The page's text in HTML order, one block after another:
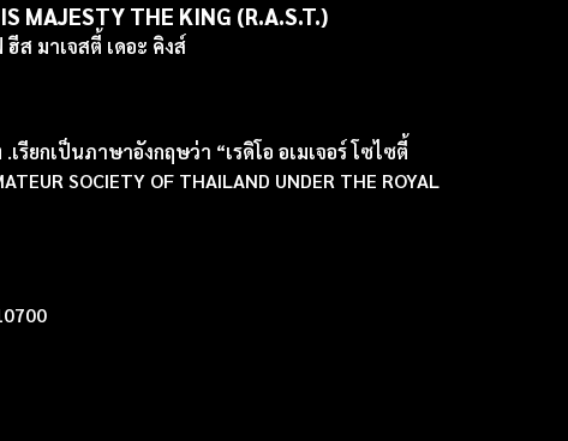
MAJESTY THE KING (R.A.S.T.)
ฮีส มาเจสตี้ เดอะ คิงส์
ยกเป็นภาษาอังกฤษว่า “เรดิโอ อเมเจอร์ โซไซตี้
SOCIETY OF THAILAND UNDER THE ROYAL